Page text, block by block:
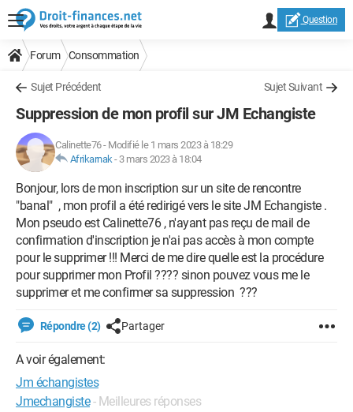
Question
Forum Consommation
Sujet Précédent Sujet Suivant
Suppression de mon profil sur JM Echangiste
Calinette76- Modifié le 1 mars 2023 à 18:29
Afrikarnak- 3 mars 2023 à 18:04
Bonjour, lors de mon inscription sur un site de rencontre
"banal" , mon profil a été redirigé vers le site JM Echangiste .
Mon pseudo est Calinette76 , n'ayant pas reçu de mail de
confirmation d'inscription je n'ai pas accès à mon compte
pour le supprimer !!! Merci de me dire quelle est la procédure
pour supprimer mon Profil ???? sinon pouvez vous me le
supprimer et me confirmer sa suppression ???
Répondre (2) Partager
A voir également:
Jm échangistes
Jmechangiste - Meilleures réponses